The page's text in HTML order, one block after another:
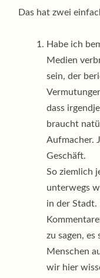
Das hat zwei
Habe ich
Medien
sein, der
dass
braucht
Aufmacher.
Geschäft.
So ziemlich
unterwegs
in der Stadt.
zu sagen, es
Menschen
wir hier